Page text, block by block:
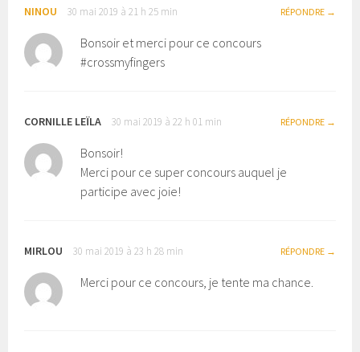
NINOU 30 mai 2019 à 21 h 25 min RÉPONDRE
Bonsoir et merci pour ce concours
#crossmyfingers
CORNILLE LEÏLA 30 mai 2019 à 22 h 01 min RÉPONDRE
Bonsoir!
Merci pour ce super concours auquel je
participe avec joie!
MIRLOU 30 mai 2019 à 23 h 28 min RÉPONDRE
Merci pour ce concours, je tente ma chance.